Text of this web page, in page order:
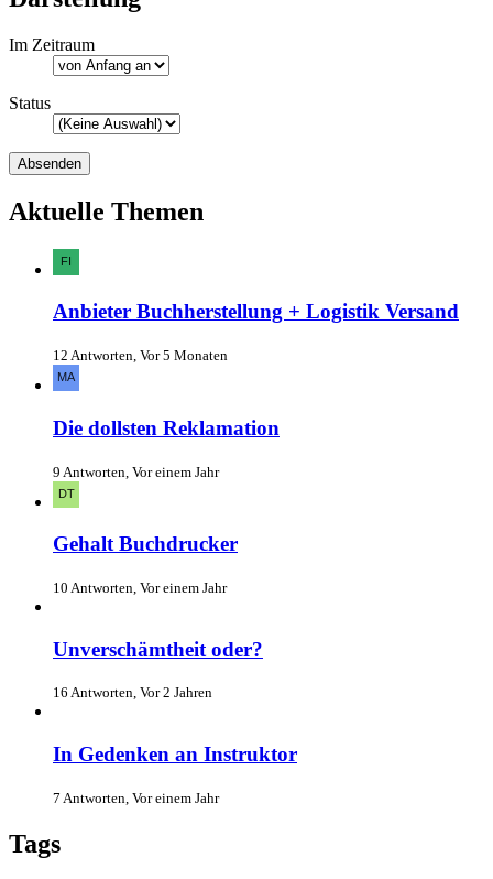
Im Zeitraum
Status
Aktuelle Themen
Anbieter Buchherstellung + Logistik Versand
12 Antworten, Vor 5 Monaten
Die dollsten Reklamation
9 Antworten, Vor einem Jahr
Gehalt Buchdrucker
10 Antworten, Vor einem Jahr
Unverschämtheit oder?
16 Antworten, Vor 2 Jahren
In Gedenken an Instruktor
7 Antworten, Vor einem Jahr
Tags